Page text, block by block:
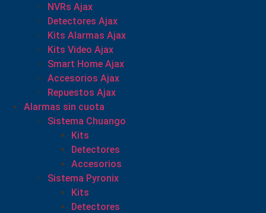
NVRs Ajax
Detectores Ajax
Kits Alarmas Ajax
Kits Video Ajax
Smart Home Ajax
Accesorios Ajax
Repuestos Ajax
Alarmas sin cuota
Sistema Chuango
Kits
Detectores
Accesorios
Sistema Pyronix
Kits
Detectores